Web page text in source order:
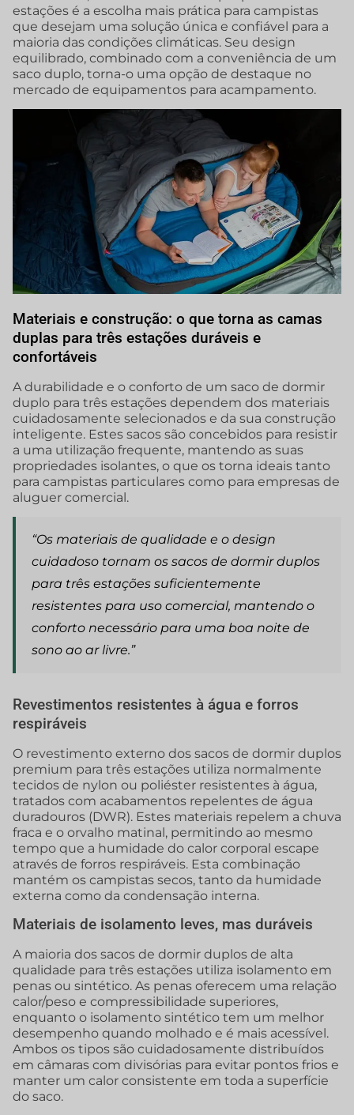
estações é a escolha mais prática para campistas
que desejam uma solução única e confiável para a
maioria das condições climáticas. Seu design
equilibrado, combinado com a conveniência de um
saco duplo, torna-o uma opção de destaque no
mercado de equipamentos para acampamento.
Materiais e construção: o que torna as camas
duplas para três estações duráveis e
confortáveis
A durabilidade e o conforto de um saco de dormir
duplo para três estações dependem dos materiais
cuidadosamente selecionados e da sua construção
inteligente. Estes sacos são concebidos para resistir
a uma utilização frequente, mantendo as suas
propriedades isolantes, o que os torna ideais tanto
para campistas particulares como para empresas de
aluguer comercial.
“Os materiais de qualidade e o design
cuidadoso tornam os sacos de dormir duplos
para três estações suficientemente
resistentes para uso comercial, mantendo o
conforto necessário para uma boa noite de
sono ao ar livre.”
Revestimentos resistentes à água e forros
respiráveis
O revestimento externo dos sacos de dormir duplos
premium para três estações utiliza normalmente
tecidos de nylon ou poliéster resistentes à água,
tratados com acabamentos repelentes de água
duradouros (DWR). Estes materiais repelem a chuva
fraca e o orvalho matinal, permitindo ao mesmo
tempo que a humidade do calor corporal escape
através de forros respiráveis. Esta combinação
mantém os campistas secos, tanto da humidade
externa como da condensação interna.
Materiais de isolamento leves, mas duráveis
A maioria dos sacos de dormir duplos de alta
qualidade para três estações utiliza isolamento em
penas ou sintético. As penas oferecem uma relação
calor/peso e compressibilidade superiores,
enquanto o isolamento sintético tem um melhor
desempenho quando molhado e é mais acessível.
Ambos os tipos são cuidadosamente distribuídos
em câmaras com divisórias para evitar pontos frios e
manter um calor consistente em toda a superfície
do saco.